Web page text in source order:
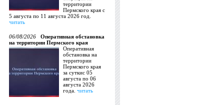
территории
Пермского края с
5 августа по 11 августа 2026 год.
читать
06/08/2026
Оперативная обстановка
на территории Пермского края
Оперативная
обстановка на
территории
Пермского края
за суткис 05
августа по 06
августа 2026
года. читать